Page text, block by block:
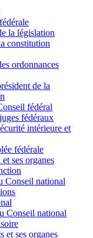
la législation
constitution
ordonnances
de la
fédéral
fédéraux
intérieure et
fédérale
ses organes
Conseil national
Conseil national
et ses organes